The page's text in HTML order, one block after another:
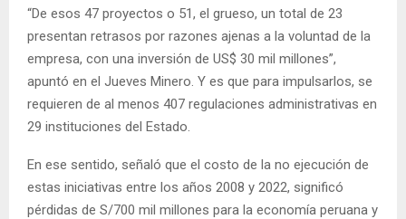
“De esos 47 proyectos o 51, el grueso, un total de 23
presentan retrasos por razones ajenas a la voluntad de la
empresa, con una inversión de US$ 30 mil millones”,
apuntó en el Jueves Minero. Y es que para impulsarlos, se
requieren de al menos 407 regulaciones administrativas en
29 instituciones del Estado.
En ese sentido, señaló que el costo de la no ejecución de
estas iniciativas entre los años 2008 y 2022, significó
pérdidas de S/700 mil millones para la economía peruana y